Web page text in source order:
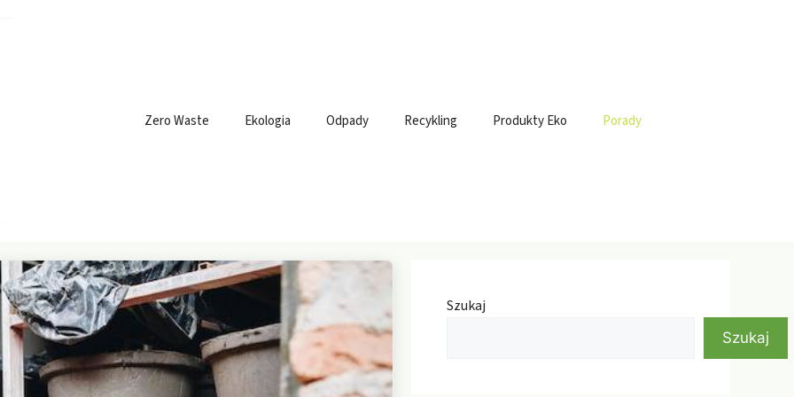
Zero Waste Ekologia Odpady Recykling Produkty Eko Porady
Szukaj
Szukaj